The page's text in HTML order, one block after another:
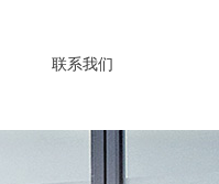
联系我们